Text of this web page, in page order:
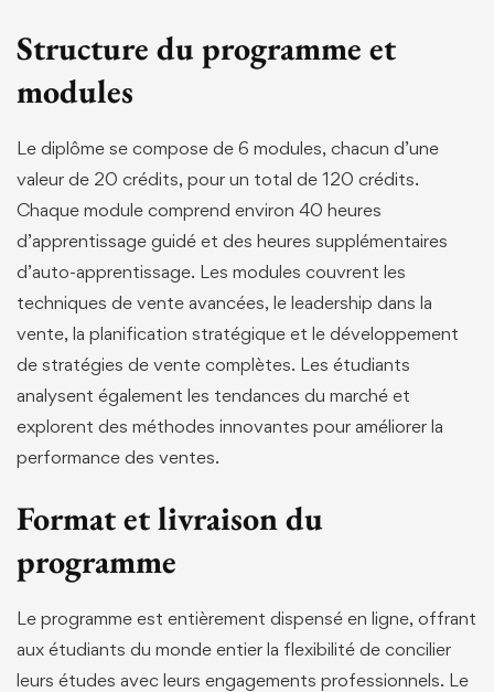
Structure du programme et
modules
Le diplôme se compose de 6 modules, chacun d’une
valeur de 20 crédits, pour un total de 120 crédits.
Chaque module comprend environ 40 heures
d’apprentissage guidé et des heures supplémentaires
d’auto-apprentissage. Les modules couvrent les
techniques de vente avancées, le leadership dans la
vente, la planification stratégique et le développement
de stratégies de vente complètes. Les étudiants
analysent également les tendances du marché et
explorent des méthodes innovantes pour améliorer la
performance des ventes.
Format et livraison du
programme
Le programme est entièrement dispensé en ligne, offrant
aux étudiants du monde entier la flexibilité de concilier
leurs études avec leurs engagements professionnels. Le